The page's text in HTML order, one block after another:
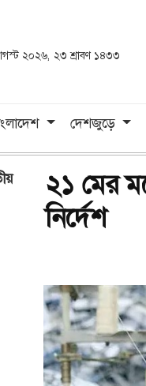
২০২৬, ২৩ শ্রাবণ ১৪৩৩
দেশজুড়ে
২১ মের
নির্দেশ